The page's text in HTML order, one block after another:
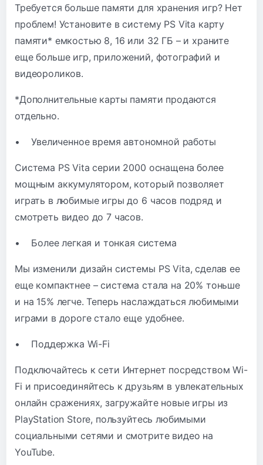
Требуется больше памяти для хранения игр? Нет
проблем! Установите в систему PS Vita карту
памяти* емкостью 8, 16 или 32 ГБ – и храните
еще больше игр, приложений, фотографий и
видеороликов.
*Дополнительные карты памяти продаются
отдельно.
• Увеличенное время автономной работы
Система PS Vita серии 2000 оснащена более
мощным аккумулятором, который позволяет
играть в любимые игры до 6 часов подряд и
смотреть видео до 7 часов.
• Более легкая и тонкая система
Мы изменили дизайн системы PS Vita, сделав ее
еще компактнее – система стала на 20% тоньше
и на 15% легче. Теперь наслаждаться любимыми
играми в дороге стало еще удобнее.
• Поддержка Wi-Fi
Подключайтесь к сети Интернет посредством Wi-
Fi и присоединяйтесь к друзьям в увлекательных
онлайн сражениях, загружайте новые игры из
PlayStation Store, пользуйтесь любимыми
социальными сетями и смотрите видео на
YouTube.